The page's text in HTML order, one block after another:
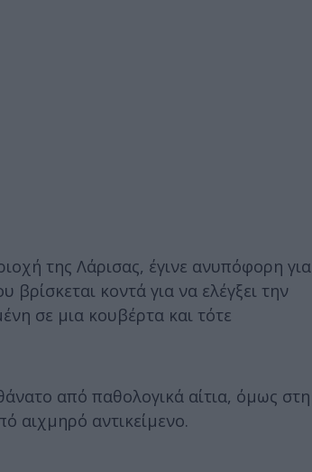
της Λάρισας, έγινε ανυπόφορη για
κοντά για να ελέγξει την
σε μια κουβέρτα και τότε
από παθολογικά αίτια, όμως στη
αιχμηρό αντικείμενο.